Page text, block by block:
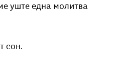
уште една молитва
сон.